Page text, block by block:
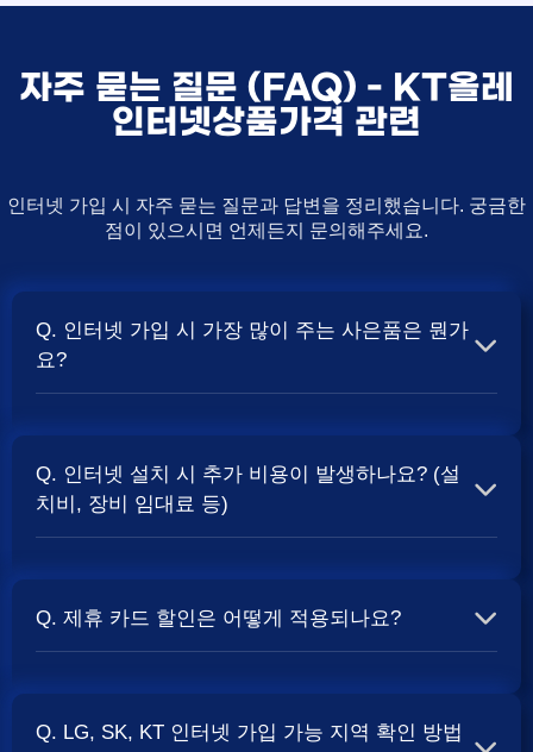
자주 묻는 질문 (FAQ) - KT올레
인터넷상품가격 관련
인터넷 가입 시 자주 묻는 질문과 답변을 정리했습니다. 궁금한
점이 있으시면 언제든지 문의해주세요.
Q. 인터넷 가입 시 가장 많이 주는 사은품은 뭔가
요?
보통 500Mbps 또는 1Gbps 인터넷을 TV와 결합하여 가입
할 때 현금 사은품 및 상품권 혜택이 더 크게 지급되는 경향
Q. 인터넷 설치 시 추가 비용이 발생하나요? (설
치비, 장비 임대료 등)
청구되는 경우가 많습니다. 다만, 인터넷 상품 및 프로모션
책 확인 필수.
Q. 제휴 카드 할인은 어떻게 적용되나요?
서 일정 금액이 할인됩니다. 할인 금액과 조건은 카드사 및
Q. LG, SK, KT 인터넷 가입 가능 지역 확인 방법